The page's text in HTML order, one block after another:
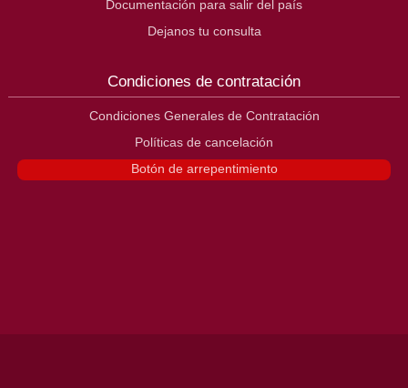
Documentación para salir del país
Dejanos tu consulta
Condiciones de contratación
Condiciones Generales de Contratación
Políticas de cancelación
Botón de arrepentimiento